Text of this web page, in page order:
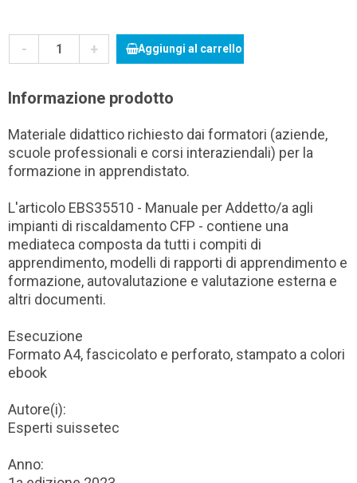
- + Aggiungi al carrello
Informazione prodotto
Materiale didattico richiesto dai formatori (aziende,
scuole professionali e corsi interaziendali) per la
formazione in apprendistato.
L'articolo EBS35510 - Manuale per Addetto/a agli
impianti di riscaldamento CFP - contiene una
mediateca composta da tutti i compiti di
apprendimento, modelli di rapporti di apprendimento e
formazione, autovalutazione e valutazione esterna e
altri documenti.
Esecuzione
Formato A4, fascicolato e perforato, stampato a colori
ebook
Autore(i):
Esperti suissetec
Anno: